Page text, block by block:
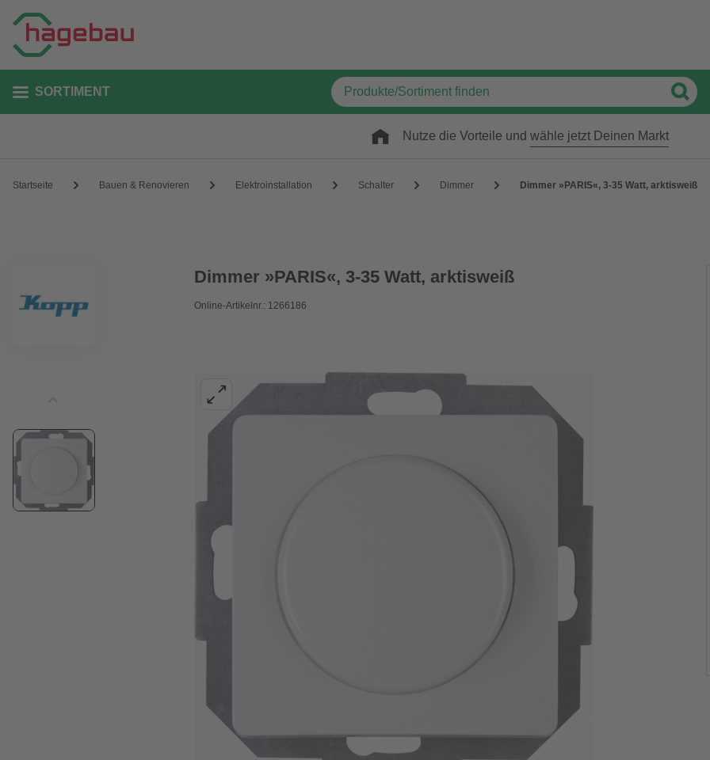
SORTIMENT
Nutze die Vorteile und wähle jetzt Deinen Markt
Startseite Bauen & Renovieren Elektroinstallation Schalter Dimmer Dimmer »PARIS«, 3-35 Watt, arktisweiß
Dimmer »PARIS«, 3-35 Watt, arktisweiß
Online-Artikelnr.: 1266186